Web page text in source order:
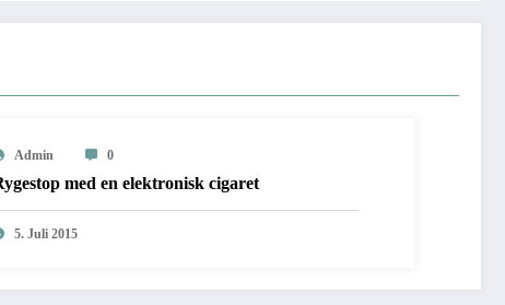
Admin 0
med en elektronisk cigaret
5. Juli 2015